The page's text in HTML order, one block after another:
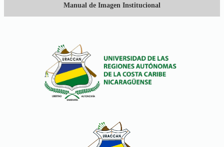
Manual de Imagen Institucional